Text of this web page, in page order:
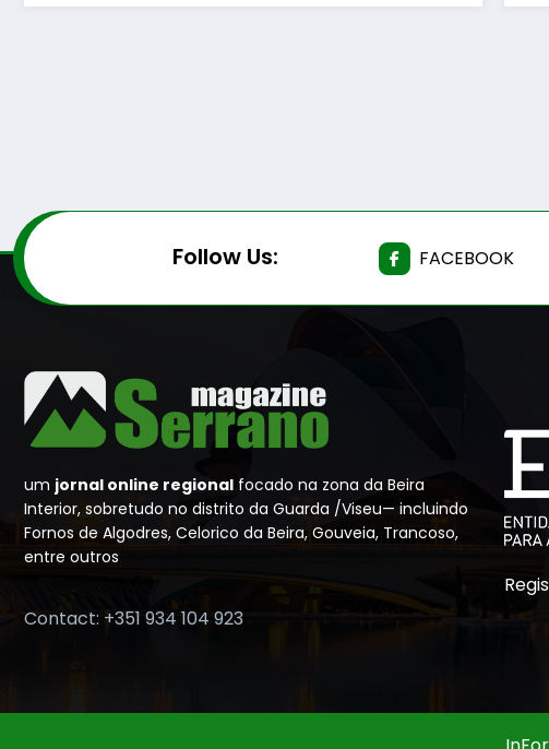
Follow Us: FACEBOOK
um jornal online regional focado na zona da Beira
Interior, sobretudo no distrito da Guarda /Viseu— incluindo
Fornos de Algodres, Celorico da Beira, Gouveia, Trancoso,
entre outros
Contact: +351 934 104 923